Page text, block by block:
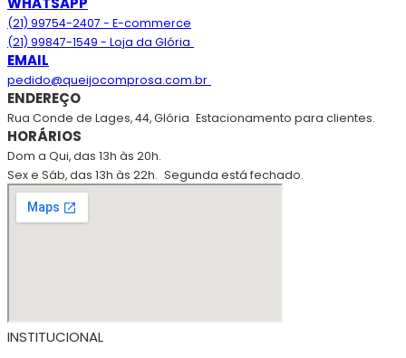
(21) 99754-2407 - E-commerce
(21) 99847-1549 - Loja da Glória
EMAIL
pedido@queijocomprosa.com.br
ENDEREÇO
Rua Conde de Lages, 44, Glória Estacionamento para clientes.
HORÁRIOS
Dom a Qui, das 13h às 20h.
Sex e Sáb, das 13h às 22h. Segunda está fechado.
INSTITUCIONAL